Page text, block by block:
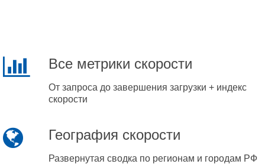
Все метрики скорости
От запроса до завершения загрузки + индекс
скорости
География скорости
Развернутая сводка по регионам и городам РФ